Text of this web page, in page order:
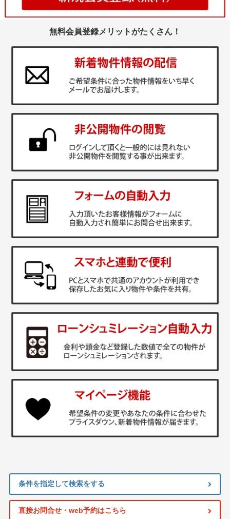
無料会員登録メリットがたくさん！
条件を指定して検索をする
直接お問合せ・web予約はこちら